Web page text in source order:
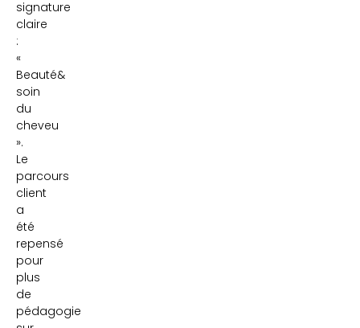
signature
claire
:
«
Beauté&
soin
du
cheveu
».
Le
parcours
client
a
été
repensé
pour
plus
de
pédagogie